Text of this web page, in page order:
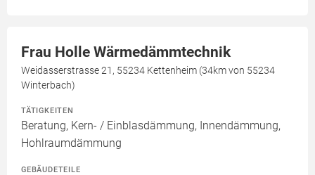
Frau Holle Wärmedämmtechnik
Weidasserstrasse 21, 55234 Kettenheim (34km von 55234
Winterbach)
TÄTIGKEITEN
Beratung, Kern- / Einblasdämmung, Innendämmung,
Hohlraumdämmung
GEBÄUDETEILE